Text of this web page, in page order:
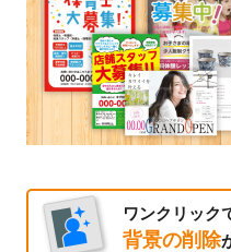
ワンクリック
背景の削除